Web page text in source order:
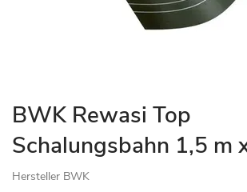
Zum
Anfang
der
springen
BWK Rewasi Top
Schalungsbahn 1,5 m
Hersteller BWK